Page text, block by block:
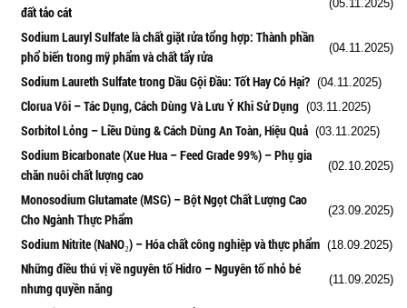
đất tảo cát
(05.11.2025)
Sodium Lauryl Sulfate là chất giặt rửa tổng hợp: Thành phần
phổ biến trong mỹ phẩm và chất tẩy rửa
(04.11.2025)
Sodium Laureth Sulfate trong Dầu Gội Đầu: Tốt Hay Có Hại? (04.11.2025)
Clorua Vôi – Tác Dụng, Cách Dùng Và Lưu Ý Khi Sử Dụng (03.11.2025)
Sorbitol Lỏng – Liều Dùng & Cách Dùng An Toàn, Hiệu Quả (03.11.2025)
Sodium Bicarbonate (Xue Hua – Feed Grade 99%) – Phụ gia
chăn nuôi chất lượng cao
(02.10.2025)
Monosodium Glutamate (MSG) – Bột Ngọt Chất Lượng Cao
Cho Ngành Thực Phẩm
(23.09.2025)
Sodium Nitrite (NaNO₂) – Hóa chất công nghiệp và thực phẩm (18.09.2025)
Những điều thú vị về nguyên tố Hidro – Nguyên tố nhỏ bé
nhưng quyền năng
(11.09.2025)